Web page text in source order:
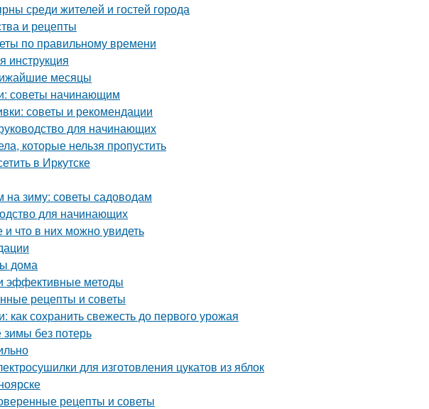
среди жителей и гостей города
и рецепты
по правильному времени
инструкция
месяцы
советы начинающим
советы и рекомендации
для начинающих
которые нельзя пропустить
в Иркутске
на зиму: советы садоводам
для начинающих
что в них можно увидеть
дома
эффективные методы
рецепты и советы
сохранить свежесть до первого урожая
зимы без потерь
для изготовления цукатов из яблок
рецепты и советы